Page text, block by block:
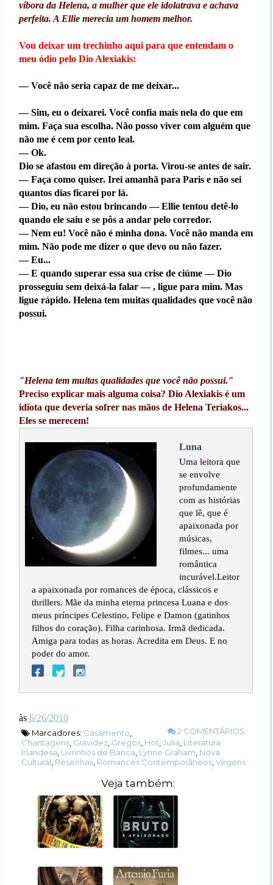
víbora da Helena, a mulher que ele idolatrava e achava
perfeita. A Ellie merecia um homem melhor.
Vou deixar um trechinho aqui para que entendam o
meu ódio pelo Dio Alexiakis:
— Você não seria capaz de me deixar...
— Sim, eu o deixarei. Você confia mais nela do que em
mim. Faça sua escolha. Não posso viver com alguém que
não me é cem por cento leal.
— Ok.
Dio se afastou em direção à porta. Virou-se antes de sair.
— Faça como quiser. Irei amanhã para Paris e não sei
quantos dias ficarei por lá.
— Dio, eu não estou brincando — Ellie tentou detê-lo
quando ele saiu e se pôs a andar pelo corredor.
— Nem eu! Você não é minha dona. Você não manda em
mim. Não pode me dizer o que devo ou não fazer.
— Eu...
— E quando superar essa sua crise de ciúme — Dio
prosseguiu sem deixá-la falar — , ligue para mim. Mas
ligue rápido. Helena tem muitas qualidades que você não
possui.
"Helena tem muitas qualidades que você não possui."
Preciso explicar mais alguma coisa? Dio Alexiakis é um
idiota que deveria sofrer nas mãos de Helena Teriakos...
Eles se merecem!
Luna
Uma leitora que
se envolve
profundamente
com as histórias
que lê, que é
apaixonada por
músicas,
filmes... uma
romântica
incurável.Leitor
a apaixonada por romances de época, clássicos e
thrillers. Mãe da minha eterna princesa Luana e dos
meus príncipes Celestino, Felipe e Damon (gatinhos
filhos do coração). Filha carinhosa. Irmã dedicada.
Amiga para todas as horas. Acredita em Deus. E no
poder do amor.
às 6/26/2010
2 COMENTÁRIOS
Marcadores: Casamento
Chantagens, Gravidez, Gregos, Hot Julia Literatura
Irlandesa Livrinhos de Banca Lynne Graham Nova
Cultural Resenhas, Romances Contemporâneos, Virgens
Veja também: